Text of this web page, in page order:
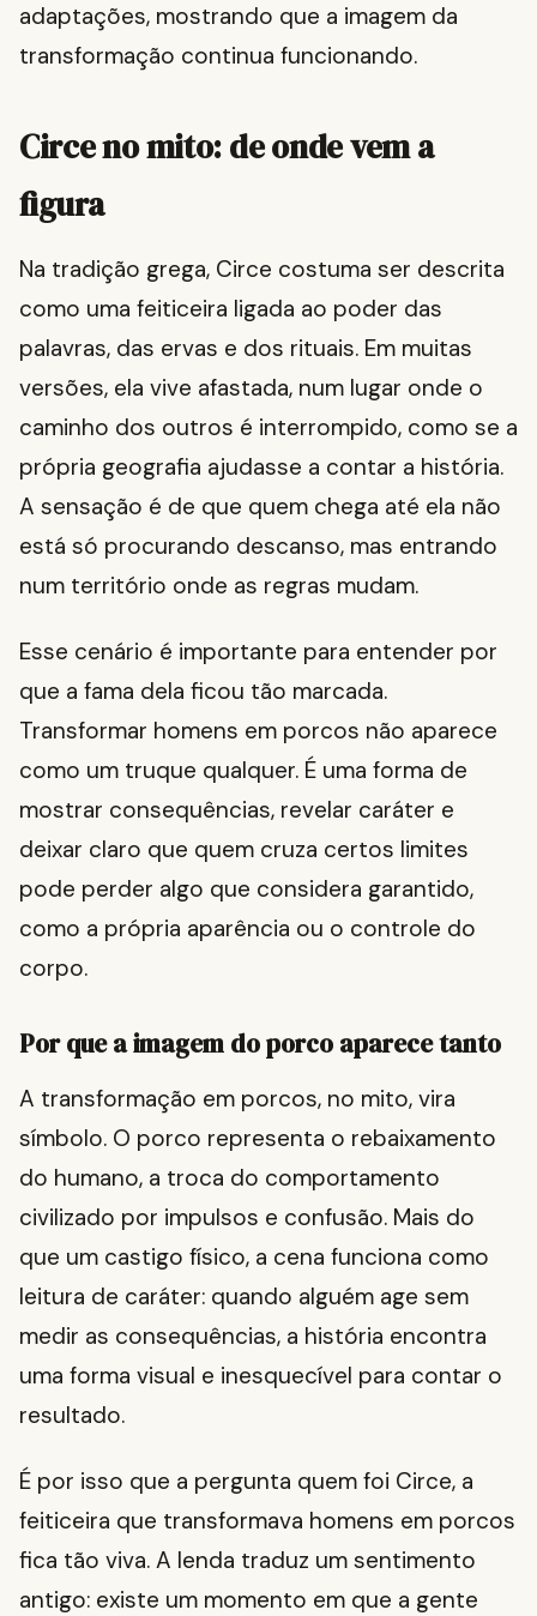
adaptações, mostrando que a imagem da
transformação continua funcionando.
Circe no mito: de onde vem a
figura
Na tradição grega, Circe costuma ser descrita
como uma feiticeira ligada ao poder das
palavras, das ervas e dos rituais. Em muitas
versões, ela vive afastada, num lugar onde o
caminho dos outros é interrompido, como se a
própria geografia ajudasse a contar a história.
A sensação é de que quem chega até ela não
está só procurando descanso, mas entrando
num território onde as regras mudam.
Esse cenário é importante para entender por
que a fama dela ficou tão marcada.
Transformar homens em porcos não aparece
como um truque qualquer. É uma forma de
mostrar consequências, revelar caráter e
deixar claro que quem cruza certos limites
pode perder algo que considera garantido,
como a própria aparência ou o controle do
corpo.
Por que a imagem do porco aparece tanto
A transformação em porcos, no mito, vira
símbolo. O porco representa o rebaixamento
do humano, a troca do comportamento
civilizado por impulsos e confusão. Mais do
que um castigo físico, a cena funciona como
leitura de caráter: quando alguém age sem
medir as consequências, a história encontra
uma forma visual e inesquecível para contar o
resultado.
É por isso que a pergunta quem foi Circe, a
feiticeira que transformava homens em porcos
fica tão viva. A lenda traduz um sentimento
antigo: existe um momento em que a gente